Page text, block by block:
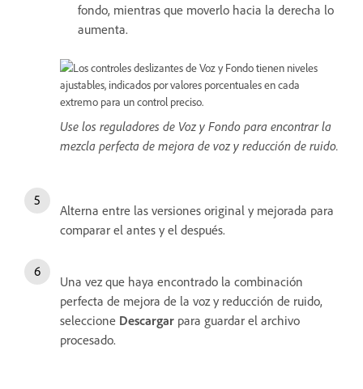
fondo, mientras que moverlo hacia la derecha lo
aumenta.
Use los reguladores de Voz y Fondo para encontrar la
mezcla perfecta de mejora de voz y reducción de ruido.
Alterna entre las versiones original y mejorada para
comparar el antes y el después.
Una vez que haya encontrado la combinación
perfecta de mejora de la voz y reducción de ruido,
seleccione Descargar para guardar el archivo
procesado.